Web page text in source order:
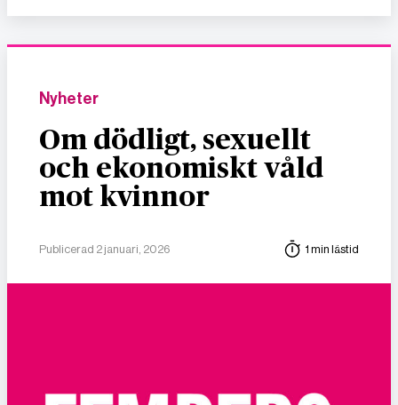
Nyheter
Om dödligt, sexuellt
och ekonomiskt våld
mot kvinnor
Publicerad 2 januari, 2026 1 min lästid